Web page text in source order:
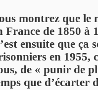
montrez que le
France de 1850 à
ensuite que ça
en 1955,
de « punir de
que d’écarter